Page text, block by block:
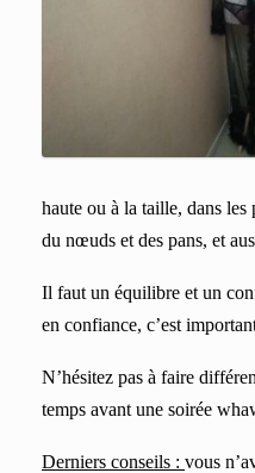
haute ou à la taille, dans les
du nœuds et des pans, et
Il faut un équilibre et un
en confiance, c’est
N’hésitez pas à faire
temps avant une soirée
Derniers conseils : vous